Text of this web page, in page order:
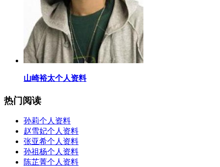
​山崎裕太个人资料
热门阅读
​孙莉个人资料
​赵雪妃个人资料
​张亚希个人资料
​孙祖杨个人资料
​陈芷菁个人资料